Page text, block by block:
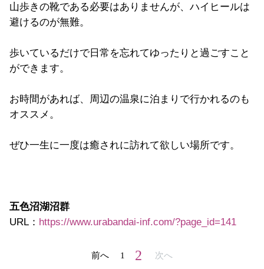
山歩きの靴である必要はありませんが、ハイヒールは
避けるのが無難。
歩いているだけで日常を忘れてゆったりと過ごすこと
ができます。
お時間があれば、周辺の温泉に泊まりで行かれるのも
オススメ。
ぜひ一生に一度は癒されに訪れて欲しい場所です。
五色沼湖沼群
URL： https://www.urabandai-inf.com/?page_id=141
前へ 1 2 次へ